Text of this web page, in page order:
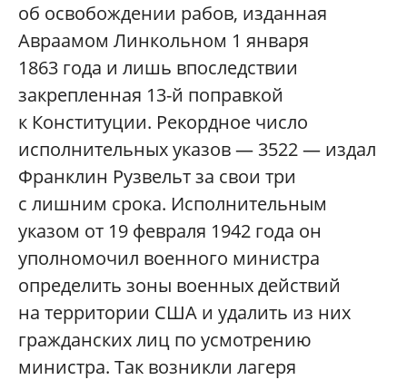
об освобождении рабов, изданная
Авраамом Линкольном 1 января
1863 года и лишь впоследствии
закрепленная 13-й поправкой
к Конституции. Рекордное число
исполнительных указов — 3522 — издал
Франклин Рузвельт за свои три
с лишним срока. Исполнительным
указом от 19 февраля 1942 года он
уполномочил военного министра
определить зоны военных действий
на территории США и удалить из них
гражданских лиц по усмотрению
министра. Так возникли лагеря